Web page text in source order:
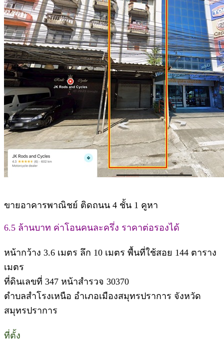
ขายอาคารพาณิชย์ ติดถนน 4 ชั้น 1 คูหา
6.5 ล้านบาท ค่าโอนคนละครึ่ง ราคาต่อรองได้
หน้ากว้าง 3.6 เมตร ลึก 10 เมตร พื้นที่ใช้สอย 144 ตาราง
เมตร
ที่ดินเลขที่ 347 หน้าสำรวจ 30370
ตำบลสำโรงเหนือ อำเภอเมืองสมุทรปราการ จังหวัด
สมุทรปราการ
ที่ตั้ง